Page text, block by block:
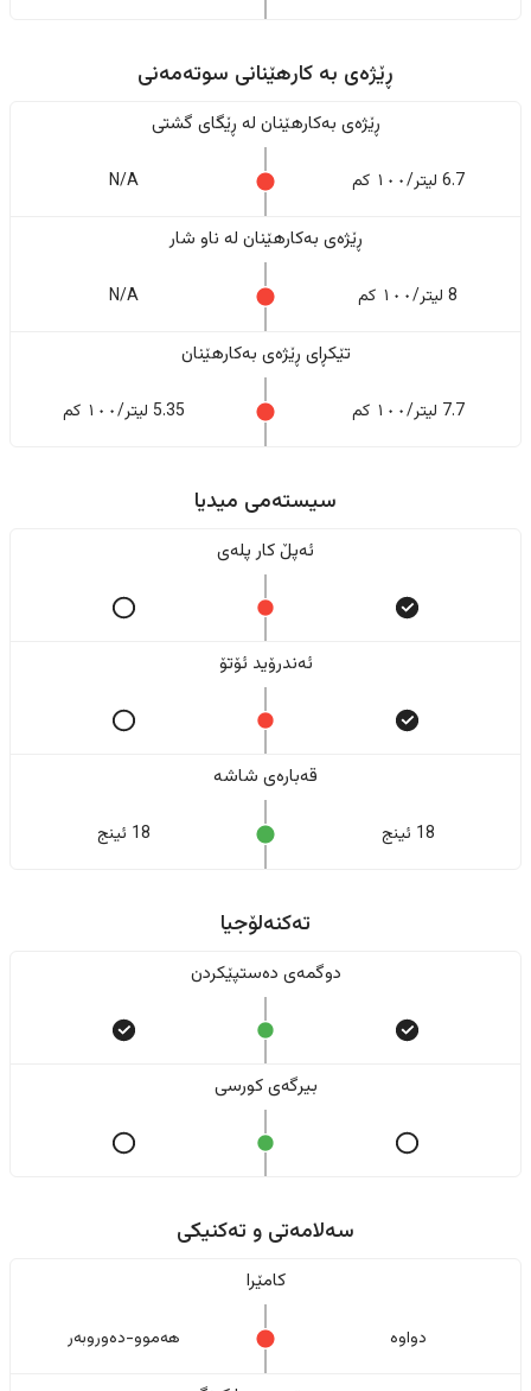
ڕێژەى به کارهێنانی سوتەمەنی
ڕێژەى بەکارهێنان له ڕێگای گشتی
6.7 لیتر/١٠٠ کم N/A
ڕێژەى بەکارهێنان له ناو شار
8 لیتر/١٠٠ کم N/A
تێکڕای ڕێژەى بەکارهێنان
7.7 لیتر/١٠٠ کم 5.35 لیتر/١٠٠ کم
سیستەمی میدیا
ئەپڵ کار پلەی
ئەندرۆید ئۆتۆ
قەبارەی شاشە
18 ئینج 18 ئینج
تەکنەلۆجیا
دوگمەی دەستپێکردن
بیرگەی کورسی
سەلامەتی و تەکنیکی
کامێرا
دواوە هەموو-دەوروبەر